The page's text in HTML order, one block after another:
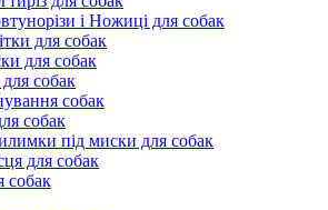
і Ножиці для собак
для собак
для собак
собак
собак
собак
під миски для собак
для собак
собак